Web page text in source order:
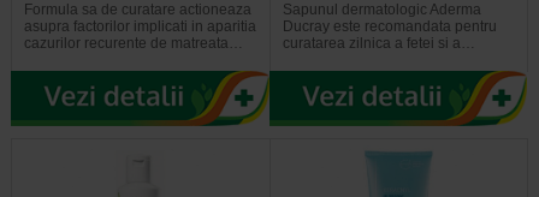
Formula sa de curatare actioneaza
asupra factorilor implicati in aparitia
cazurilor recurente de matreata…
Sapunul dermatologic Aderma
Ducray este recomandata pentru
curatarea zilnica a fetei si a…